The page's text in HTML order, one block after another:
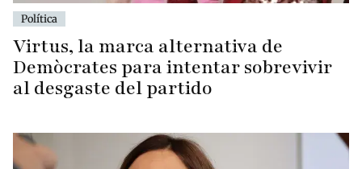
Política
Virtus, la marca alternativa de
Demòcrates para intentar sobrevivir
al desgaste del partido